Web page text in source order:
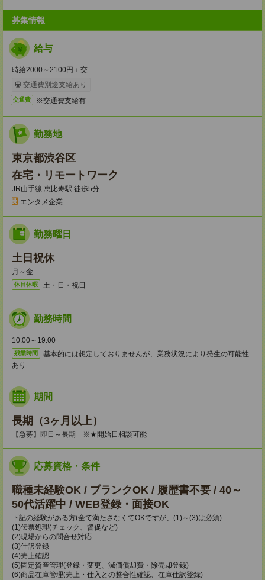
募集情報
給与
時給2000～2100円＋交
交通費別途支給あり
交通費 ※交通費支給有
勤務地
東京都渋谷区
在宅・リモートワーク
JR山手線 恵比寿駅 徒歩5分
エンタメ企業
勤務曜日
土日祝休
月～金
休日休暇 土・日・祝日
勤務時間
10:00～19:00
残業時間
基本的には想定しておりませんが、業務状況により発生の可能性
あり
期間
長期（3ヶ月以上）
【急募】即日～長期 ※★開始日相談可能
応募資格・条件
職種未経験OK / ブランクOK / 履歴書不要 / 40～
50代活躍中 / WEB登録・面接OK
下記の経験がある方(全て満たさなくてOKですが、(1)～(3)は必須)
(1)伝票処理(チェック、督促など)
(2)現場からの問合せ対応
(3)仕訳登録
(4)売上確認
(5)固定資産管理(登録・変更、減価償却費・除売却登録)
(6)商品在庫管理(売上・仕入との整合性確認、在庫仕訳登録)